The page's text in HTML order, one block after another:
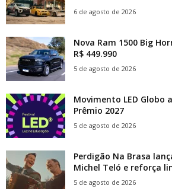
6 de agosto de 2026
Nova Ram 1500 Big
R$ 449.990
5 de agosto de 2026
Movimento LED Globo
Prêmio 2027
5 de agosto de 2026
Perdigão Na Brasa
Michel Teló e reforça
5 de agosto de 2026